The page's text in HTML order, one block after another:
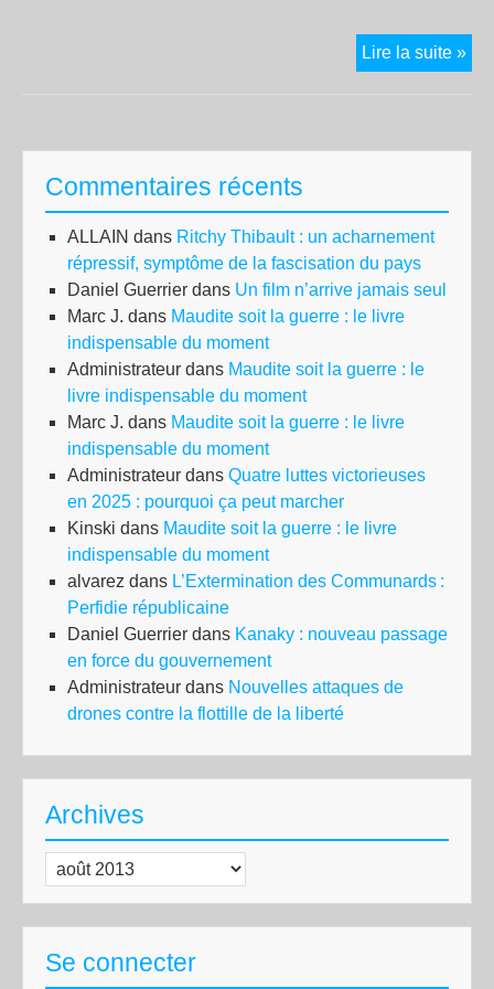
Lire la suite »
Commentaires récents
ALLAIN dans Ritchy Thibault : un acharnement
répressif, symptôme de la fascisation du pays
Daniel Guerrier dans Un film n’arrive jamais seul
Marc J. dans Maudite soit la guerre : le livre
indispensable du moment
Administrateur dans Maudite soit la guerre : le
livre indispensable du moment
Marc J. dans Maudite soit la guerre : le livre
indispensable du moment
Administrateur dans Quatre luttes victorieuses
en 2025 : pourquoi ça peut marcher
Kinski dans Maudite soit la guerre : le livre
indispensable du moment
alvarez dans L’Extermination des Communards :
Perfidie républicaine
Daniel Guerrier dans Kanaky : nouveau passage
en force du gouvernement
Administrateur dans Nouvelles attaques de
drones contre la flottille de la liberté
Archives
Archives
Se connecter